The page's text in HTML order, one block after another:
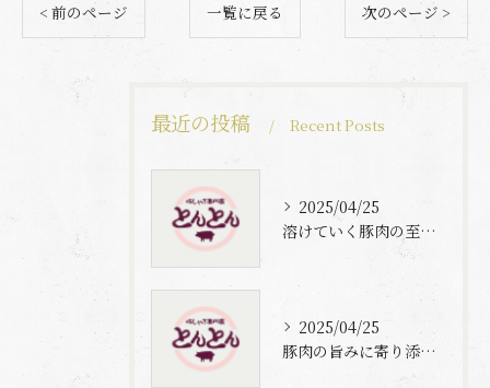
< 前のページ 一覧に戻る 次のページ >
最近の投稿 Recent Posts
2025/04/25
溶けていく豚肉の至福体験
2025/04/25
豚肉の旨みに寄り添う自家製梅出汁の魅力